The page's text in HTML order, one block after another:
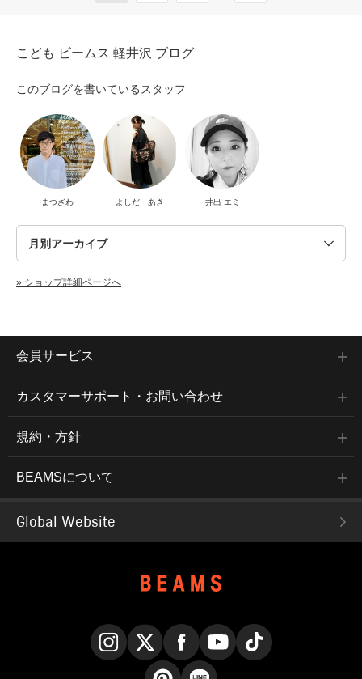
こども ビームス 軽井沢 ブログ
このブログを書いているスタッフ
まつざわ よしだ あき 井出 エミ
» ショップ詳細ページへ
会員サービス
カスタマーサポート・お問い合わせ
規約・方針
BEAMSについて
Global Website